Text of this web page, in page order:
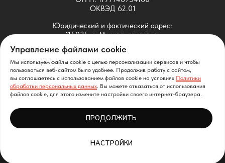
Управление файлами cookie
Мы используем файлы cookie с целью персонализации сервисов и чтобы
пользоваться веб-сайтом было удобнее. Продолжив работу с сайтом,
вы соглашаетесь с использованием файлов cookie на условиях Политики
обработки персональных данных. Вы можете отказаться от использования
файлов cookie, для этого измените настройки своего интернет-браузера.
ПРОДОЛЖИТЬ
НАСТРОЙКИ
ОКВЭД 62.01
Юридический и фактический адрес:
115035, г. Москва, вн. тер. г.
муниципальный округ
Замоскворечье, ул. Садовническая,
д.14 стр. 2, этаж 6, помещ. №I, ч.
ком. №1, оф. №601
ООО «Хинт» принадлежит исключительное право на
следующие ПО собственной разработки: SDMT
(свидетельство Роспатента № 2021664037), SATT
(свидетельство Роспатента № 2021663917)